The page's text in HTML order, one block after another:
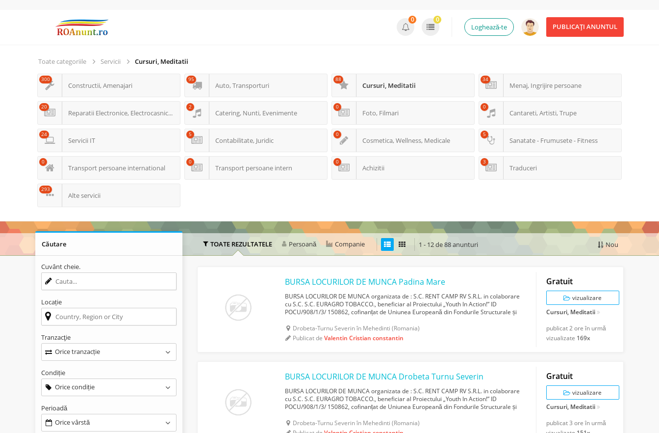
PUBLICAȚI ANUNTUL
Loghează-te
0 0
Toate categoriile Servicii Cursuri, Meditatii
Constructii, Amenajari
300
Auto, Transporturi
95
Cursuri, Meditatii
88
Menaj, Ingrijire persoane
34
Reparatii Electronice, Electrocasnice, PC
20
Catering, Nunti, Evenimente
2
Foto, Filmari
0
Cantareti, Artisti, Trupe
0
Servicii IT
24
Contabilitate, Juridic
5
Cosmetica, Wellness, Medicale
0
Sanatate - Frumusete - Fitness
5
Transport persoane international
0
Transport persoane intern
0
Achizitii
0
Traduceri
3
Alte servicii
293
TOATE REZULTATELE Persoană Companie 1 - 12 de 88 anunturi Nou
BURSA LOCURILOR DE MUNCA Padina Mare
BURSA LOCURILOR DE MUNCA organizata de : S.C. RENT CAMP RV S.R.L. in colaborare
cu S.C. S.C. EURAGRO TOBACCO., beneficiar al Proiectului „Youth In Action!” ID
POCU/908/1/3/ 150862, cofinanțat de Uniunea Europeană din Fondurile Structurale și
Drobeta-Turnu Severin în Mehedinti (Romania)
Publicat deValentin Cristian constantin
Gratuit
vizualizare
Cursuri, Meditatii
publicat2 ore în urmă
vizualizate 169x
BURSA LOCURILOR DE MUNCA Drobeta Turnu Severin
BURSA LOCURILOR DE MUNCA organizata de : S.C. RENT CAMP RV S.R.L. in colaborare
cu S.C. S.C. EURAGRO TOBACCO., beneficiar al Proiectului „Youth In Action!” ID
POCU/908/1/3/ 150862, cofinanțat de Uniunea Europeană din Fondurile Structurale și
Drobeta-Turnu Severin în Mehedinti (Romania)
Gratuit
vizualizare
Cursuri, Meditatii
publicat3 ore în urmă
Căutare
Cuvânt cheie.
Locație
Tranzacţie
Orice tranzacție
Condiție
Orice condiție
Perioadă
Orice vârstă